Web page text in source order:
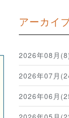
アーカイ
2026年08月
2026年07月
2026年06月